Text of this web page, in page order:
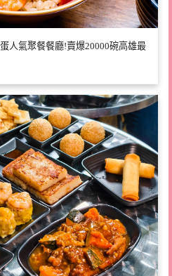
人氣聚餐餐廳!賣爆20000碗高雄最